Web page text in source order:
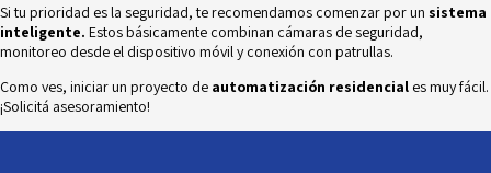
Si tu prioridad es la seguridad, te recomendamos comenzar por un sistema
inteligente. Estos básicamente combinan cámaras de seguridad,
monitoreo desde el dispositivo móvil y conexión con patrullas.
Como ves, iniciar un proyecto de automatización residencial es muy fácil.
¡Solicitá asesoramiento!